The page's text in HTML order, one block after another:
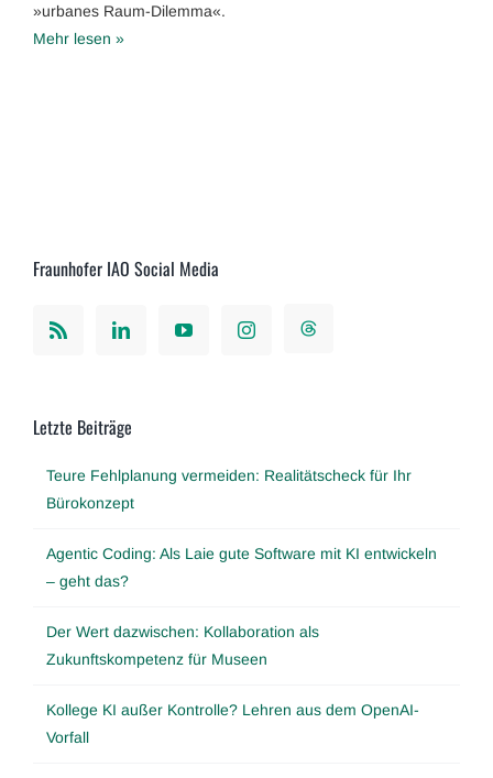
»urbanes Raum-Dilemma«.
Mehr lesen »
Fraunhofer IAO Social Media
Letzte Beiträge
Teure Fehlplanung vermeiden: Realitätscheck für Ihr
Bürokonzept
Agentic Coding: Als Laie gute Software mit KI entwickeln
– geht das?
Der Wert dazwischen: Kollaboration als
Zukunftskompetenz für Museen
Kollege KI außer Kontrolle? Lehren aus dem OpenAI-
Vorfall